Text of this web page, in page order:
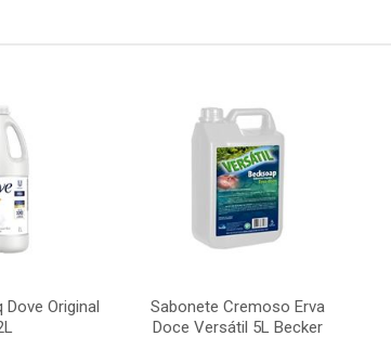
Dove Original
Sabonete Cremoso Erva
Doce Versátil 5L Becker